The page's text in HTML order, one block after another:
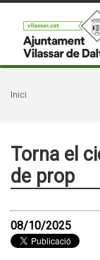
Inici
Torna el
de prop
08/10/2025